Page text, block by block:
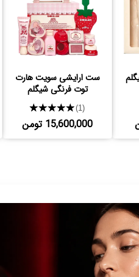
ست ارایشی سویت هارت
توت فرنگی شیگلم
★★★★★(1)
15,600,000 تومن